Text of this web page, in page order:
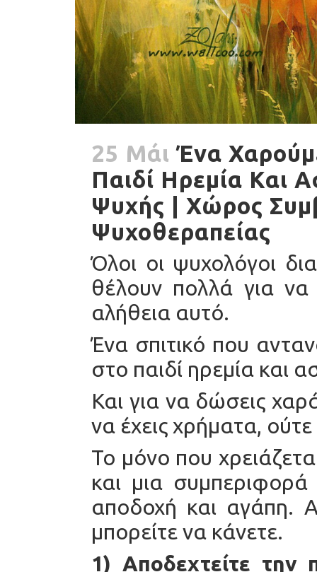
25 Μάι Ένα
Παιδί Ηρεμία Και
Ψυχής | Χώρος
Ψυχοθεραπείας
Όλοι οι ψυχολόγοι
θέλουν πολλά για να
αλήθεια αυτό.
Ένα σπιτικό που
στο παιδί ηρεμία και
Και για να δώσεις
να έχεις χρήματα,
Το μόνο που
και μια
αποδοχή και αγάπη.
μπορείτε να κάνετε.
1) Αποδεχτείτε την